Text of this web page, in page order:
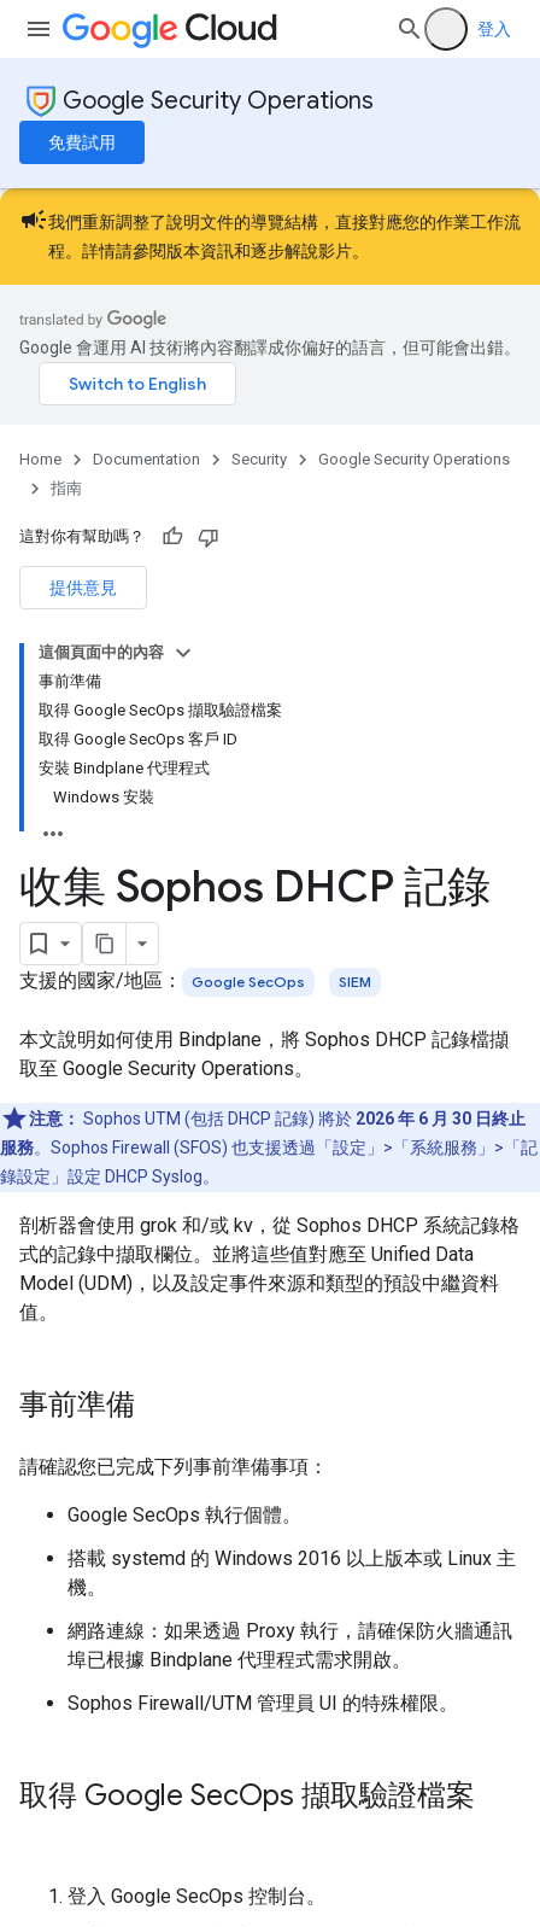
登入
Google Security Operations
免費試用
campaign我們重新調整了說明文件的導覽結構，直接對應您的作業工作流
程。詳情請參閱版本資訊和逐步解說影片。
Google 會運用 AI 技術將內容翻譯成你偏好的語言，但可能會出錯。
Home Documentation Security
Google Security Operations
指南
這對你有幫助嗎？
提供意見
這個頁面中的內容
事前準備
取得 Google SecOps 擷取驗證檔案
取得 Google SecOps 客戶 ID
安裝 Bindplane 代理程式
Windows 安裝
收集 Sophos DHCP 記錄
支援的國家/地區： Google SecOps SIEM
本文說明如何使用 Bindplane，將 Sophos DHCP 記錄檔擷
取至 Google Security Operations。
注意： Sophos UTM (包括 DHCP 記錄) 將於 2026 年 6 月 30 日終止
服務。Sophos Firewall (SFOS) 也支援透過「設定」 > 「系統服務」 > 「記
錄設定」 設定 DHCP Syslog。
剖析器會使用 grok 和/或 kv，從 Sophos DHCP 系統記錄格
式的記錄中擷取欄位。並將這些值對應至 Unified Data
Model (UDM)，以及設定事件來源和類型的預設中繼資料
值。
事前準備
請確認您已完成下列事前準備事項：
Google SecOps 執行個體。
搭載 systemd 的 Windows 2016 以上版本或 Linux 主
機。
網路連線：如果透過 Proxy 執行，請確保防火牆通訊
埠已根據 Bindplane 代理程式需求開啟。
Sophos Firewall/UTM 管理員 UI 的特殊權限。
取得 Google SecOps 擷取驗證檔案
登入 Google SecOps 控制台。